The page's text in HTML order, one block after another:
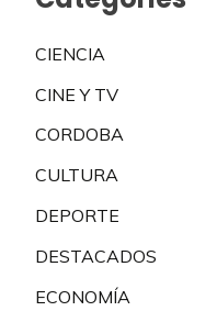
CIENCIA
CINE Y TV
CORDOBA
CULTURA
DEPORTE
DESTACADOS
ECONOMÍA